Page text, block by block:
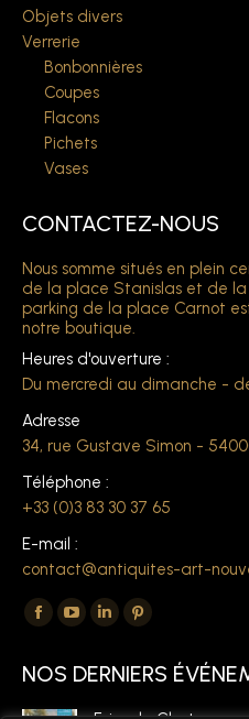
Objets divers
Verrerie
Bonbonnières
Coupes
Flacons
Pichets
Vases
CONTACTEZ-NOUS
Nous somme situés en plein
de la place Stanislas et de
parking de la place Carnot
notre boutique.
Heures d'ouverture :
Du mercredi au dimanche -
Adresse
34, rue Gustave Simon -
Téléphone :
+33 (0)3 83 30 37 65
E-mail :
contact@antiquites-art-
Trouvez nous sur :
La
Facebook
s'ouvre
La
YouTube
s'ouvre
La
LinkedIn
s'ouvre
La
Pinterest
s'ouvre
NOS DERNIERS